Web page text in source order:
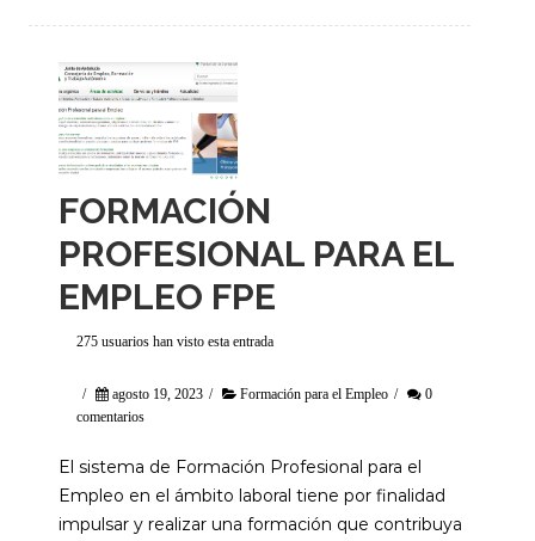
FORMACIÓN
PROFESIONAL PARA EL
EMPLEO FPE
275 usuarios han visto esta entrada
/ agosto 19, 2023 / Formación para el Empleo /
0
comentarios
El sistema de Formación Profesional para el
Empleo en el ámbito laboral tiene por finalidad
impulsar y realizar una formación que contribuya